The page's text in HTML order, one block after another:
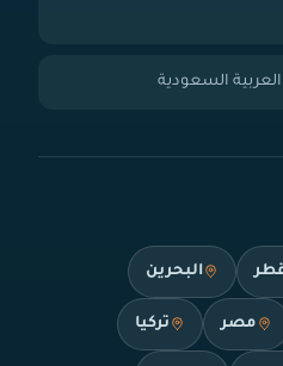
العربية السعودية
البحرين
مصر تركيا